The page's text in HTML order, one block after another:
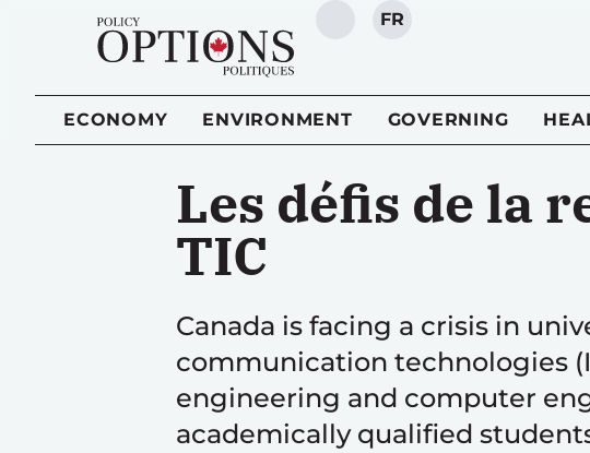
SEARCH
FR
ECONOMY ENVIRONMENT GOVERNING
Les défis de la
TIC
Canada is facing a crisis in
communication technologies
engineering and computer
academically qualified